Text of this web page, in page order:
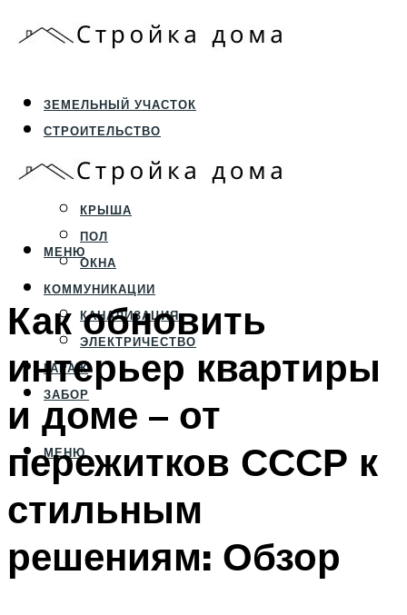
ЗЕМЕЛЬНЫЙ УЧАСТОК
СТРОИТЕЛЬСТВО
ФУНДАМЕНТ И ЦОКОЛЬ
ПЕРЕКРЫТИЯ И СТЕНЫ
КРЫША
ПОЛ
ОКНА
КОММУНИКАЦИИ
КАНАЛИЗАЦИЯ
ЭЛЕКТРИЧЕСТВО
ГАРАЖ
ЗАБОР
МЕНЮ
МЕНЮ
Как обновить
интерьер квартиры
и доме – от
пережитков СССР к
стильным
решениям: Обзор